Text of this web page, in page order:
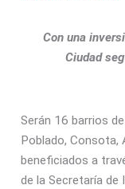
Con una
Ciudad
Serán 16 barrios
Poblado, Consota,
beneficiados a
de la Secretaría